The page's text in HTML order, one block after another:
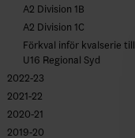
A2 Division 1B
A2 Division 1C
Förkval inför kvalserie till
U16 Regional Syd
2022-23
2021-22
2020-21
2019-20